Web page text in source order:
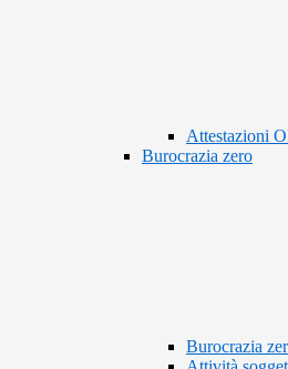
Attestazioni
Burocrazia zero
Burocrazia